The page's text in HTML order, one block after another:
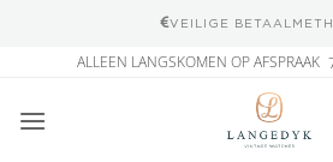
RETOUR
inhoud
ALLEEN LANGSKOMEN OP AFSPRAAK